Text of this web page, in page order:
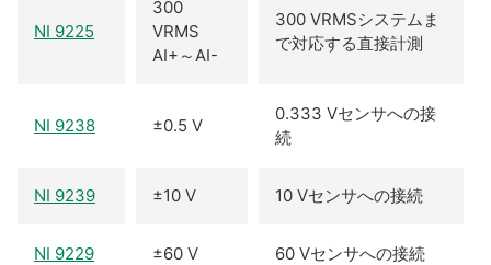
NI 9225
300
VRMS
AI+～AI-
300 VRMSシステムま
で対応する直接計測
NI 9238 ±0.5 V
0.333 Vセンサへの接
続
NI 9239 ±10 V 10 Vセンサへの接続
NI 9229 ±60 V 60 Vセンサへの接続